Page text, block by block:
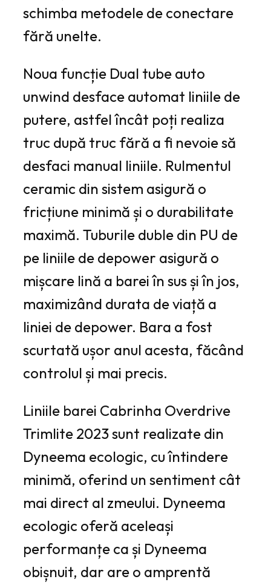
schimba metodele de conectare
fără unelte.
Noua funcție Dual tube auto
unwind desface automat liniile de
putere, astfel încât poți realiza
truc după truc fără a fi nevoie să
desfaci manual liniile. Rulmentul
ceramic din sistem asigură o
fricțiune minimă și o durabilitate
maximă. Tuburile duble din PU de
pe liniile de depower asigură o
mișcare lină a barei în sus și în jos,
maximizând durata de viață a
liniei de depower. Bara a fost
scurtată ușor anul acesta, făcând
controlul și mai precis.
Liniile barei Cabrinha Overdrive
Trimlite 2023 sunt realizate din
Dyneema ecologic, cu întindere
minimă, oferind un sentiment cât
mai direct al zmeului. Dyneema
ecologic oferă aceleași
performanțe ca și Dyneema
obișnuit, dar are o amprentă